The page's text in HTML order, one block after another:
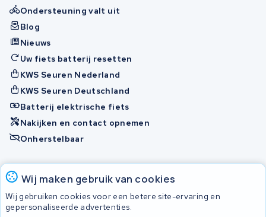
Wij maken gebruik van cookies
Wij gebruiken cookies voor een betere site-ervaring en
gepersonaliseerde advertenties.
Ondersteuning valt uit
Blog
Nieuws
Uw fiets batterij resetten
KWS Seuren Nederland
KWS Seuren Deutschland
Batterij elektrische fiets
Nakijken en contact opnemen
Onherstelbaar
Accu's